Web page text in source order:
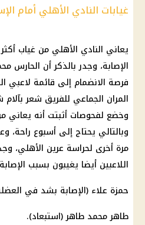
غيابات النادي الأهلي أمام
يعاني النادي الأهلي من غياب
الإصابة، وجدر بالذكر أن الحارس
فرصة الانضمام إلى قائمة لاعبي
المران الجماعي للفريق شعر
وخضع لفحوصات أثبتت أنه يعاني
وبالتالي يحتاج إلى أسبوع
مرة أخرى لحراسة عرين الأهلي،
اللاعبين أيضا يغيبون بسبب
حمزة علاء (الإصابة بشد في
طاهر محمد طاهر (استبعاد).